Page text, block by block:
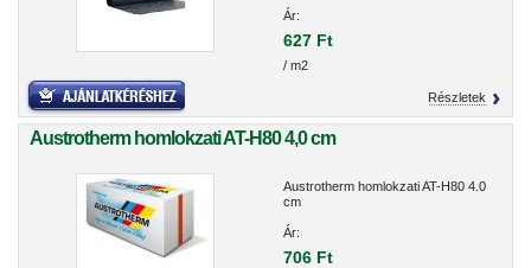
Ár:
627 Ft
/ m2
Részletek
Austrotherm homlokzati AT-H80 4,0 cm
Austrotherm homlokzati AT-H80 4.0
cm
Ár:
706 Ft